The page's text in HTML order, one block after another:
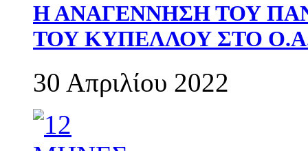
Η ΑΝΑΓΕΝΝΗΣΗ ΤΟΥ
ΤΟΥ ΚΥΠΕΛΛΟΥ ΣΤΟ
30 Απριλίου 2022